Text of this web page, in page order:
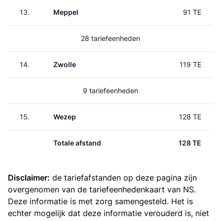
13. Meppel 91 TE
28 tariefeenheden
14. Zwolle 119 TE
9 tariefeenheden
15. Wezep 128 TE
Totale afstand 128 TE
Disclaimer: de tariefafstanden op deze pagina zijn
overgenomen van de tariefeenhedenkaart van NS.
Deze informatie is met zorg samengesteld. Het is
echter mogelijk dat deze informatie verouderd is, niet